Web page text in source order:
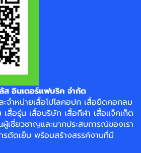
อินเตอร์แฟบริค จำกัด
ะจำหน่ายเสื้อโปโลคอปก เสื้อยืดคอกลม
เสื้อรุ่น เสื้อบริษัท เสื้อกีฬา เสื้อแจ็คเก็ต
ชี่ยวชาญและมากประสบการณ์ของเรา
รตัดเย็บ พร้อมสร้างสรรค์งานที่มี